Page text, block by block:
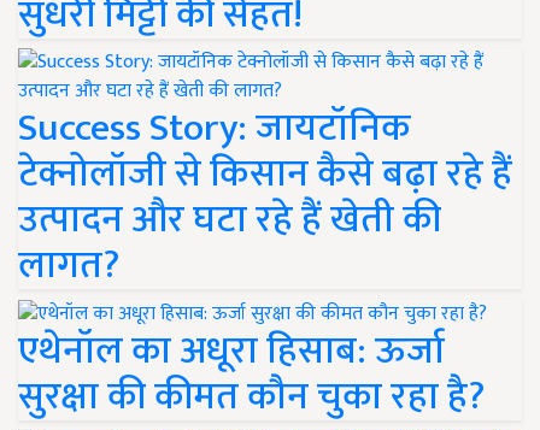
सुधरी मिट्टी की सेहत!
Success Story: जायटॉनिक
टेक्नोलॉजी से किसान कैसे बढ़ा रहे हैं
उत्पादन और घटा रहे हैं खेती की
लागत?
एथेनॉल का अधूरा हिसाब: ऊर्जा
सुरक्षा की कीमत कौन चुका रहा है?